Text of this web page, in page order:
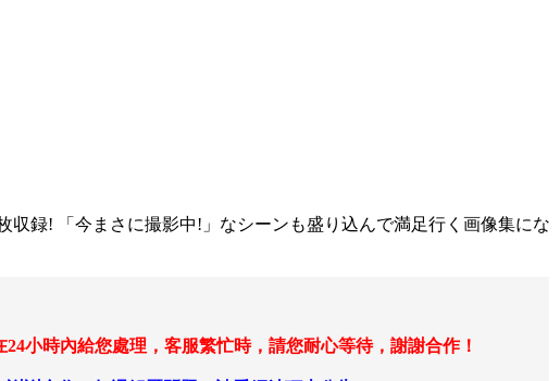
収録! 「今まさに撮影中!」なシーンも盛り込んで満足行く画像集にな
小時內給您處理，客服繁忙時，請您耐心等待，謝謝合作！